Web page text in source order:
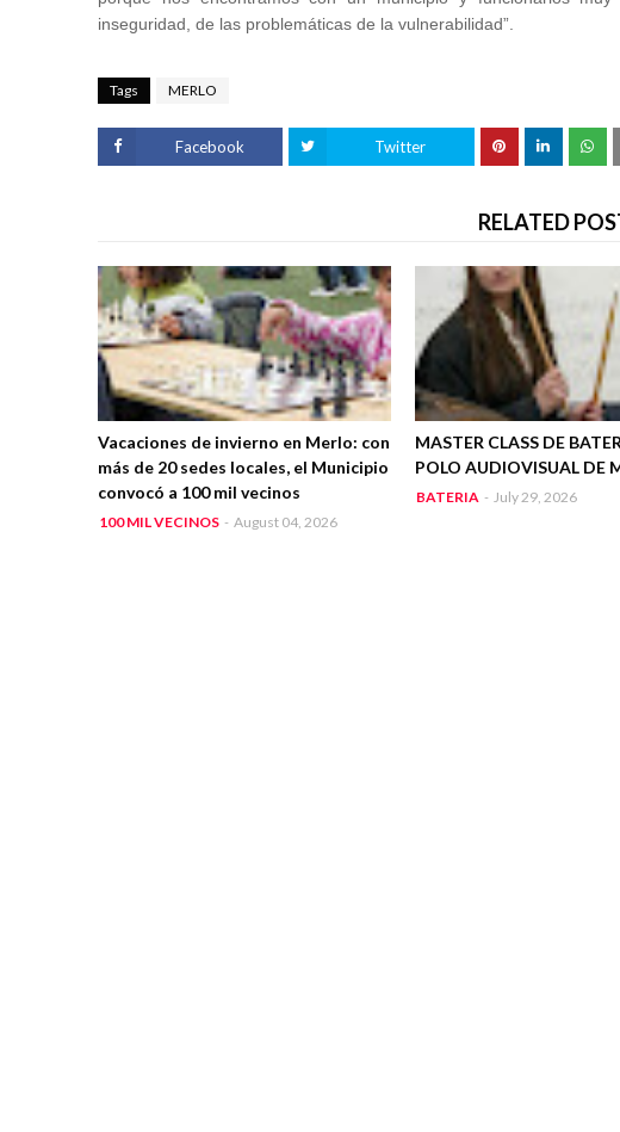
inseguridad, de las problemáticas de la vulnerabilidad”.
Tags MERLO
Facebook Twitter
RELATED
Vacaciones de invierno en Merlo: con
más de 20 sedes locales, el Municipio
convocó a 100 mil vecinos
100 MIL VECINOS - August 04, 2026
MASTER CLASS DE
POLO AUDIOVISUAL DE
BATERIA - July 29, 2026